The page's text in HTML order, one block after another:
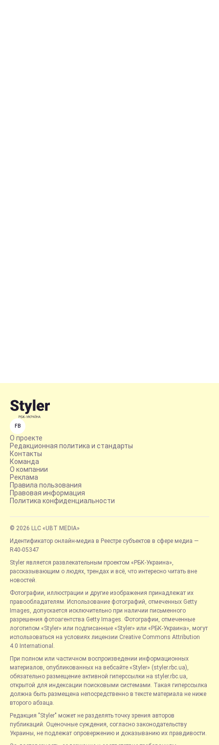
FB
О проекте
Редакционная политика и стандарты
Контакты
Команда
О компании
Реклама
Правила пользования
Правовая информация
Политика конфиденциальности
© 2026 LLC «UBT MEDIA»
Идентификатор онлайн-медиа в Реестре субъектов в сфере медиа —
R40-05347
Styler является развлекательным проектом «РБК-Украина»,
рассказывающим о людях, трендах и всё, что интересно читать вне
новостей.
Фотографии, иллюстрации и другие изображения принадлежат их
правообладателям. Использование фотографий, отмеченных Getty
Images, допускается исключительно при наличии письменного
разрешения фотоагентства Getty Images. Фотографии, отмеченные
логотипом «Styler» или подписанные «Styler» или «РБК-Украина», могут
использоваться на условиях лицензии Creative Commons Attribution
4.0 International.
При полном или частичном воспроизведении информационных
материалов, опубликованных на вебсайте «Styler» (styler.rbc.ua),
обязательно размещение активной гиперссылки на styler.rbc.ua,
открытой для индексации поисковыми системами. Такая гиперссылка
должна быть размещена непосредственно в тексте материала не ниже
второго абзаца.
Редакция "Styler" может не разделять точку зрения авторов
публикаций. Оценочные суждения, согласно законодательству
Украины, не подлежат опровержению и доказыванию их правдивости.